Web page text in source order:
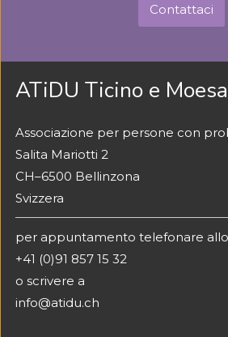
Contattaci
ATiDU Ticino e
Associazione per persone con
Salita Mariotti 2
CH–6500 Bellinzona
Svizzera
per appuntamento telefonare allo
+41 (0)91 857 15 32
o scrivere a
info@atidu.ch